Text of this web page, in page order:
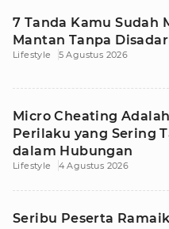
7 Tanda Kamu Sudah
Mantan Tanpa
Lifestyle 5 Agustus 2026
Micro Cheating
Perilaku yang Sering
dalam Hubungan
Lifestyle 4 Agustus 2026
Seribu Peserta